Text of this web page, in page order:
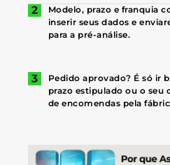
Modelo, prazo e franquia
inserir seus dados e
para a pré-análise.
Pedido aprovado? É só ir
prazo estipulado ou o seu
de encomendas pela